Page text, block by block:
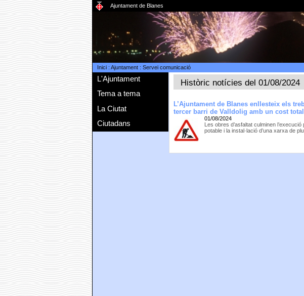
Ajuntament de Blanes
Inici: Ajuntament: Servei comunicació
L'Ajuntament
Tema a tema
La Ciutat
Ciutadans
Històric notícies del 01/08/2024
L’Ajuntament de Blanes enllesteix els
tercer barri de Valldolig amb un cost
01/08/2024
Les obres d’asfaltat culminen
potable i la instal·lació d’una xarxa de